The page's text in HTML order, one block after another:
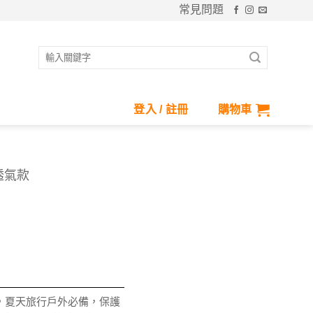
常見問題
搜
登入 / 註冊 購物車
氣款
夏天旅行戶外必備，保護